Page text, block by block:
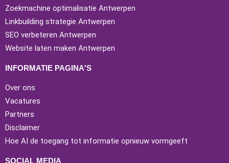
Zoekmachine optimalisatie Antwerpen
Linkbuilding strategie Antwerpen
SEO verbeteren Antwerpen
Website laten maken Antwerpen
INFORMATIE PAGINA'S
Over ons
Vacatures
Partners
Disclaimer
Hoe AI de toegang tot informatie opnieuw vormgeeft
SOCIAL MEDIA